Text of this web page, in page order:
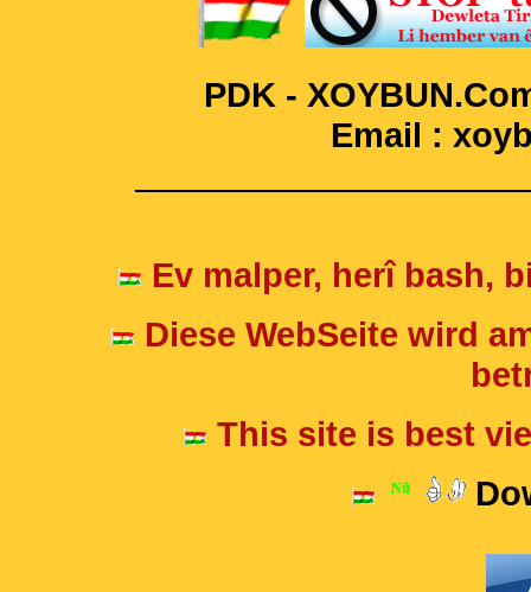
PDK -
Email :
Ev malper, herî bash,
Diese WebSeite wird
This site is best